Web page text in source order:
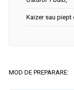
Kaizer sau piept
MOD DE PREPARARE: